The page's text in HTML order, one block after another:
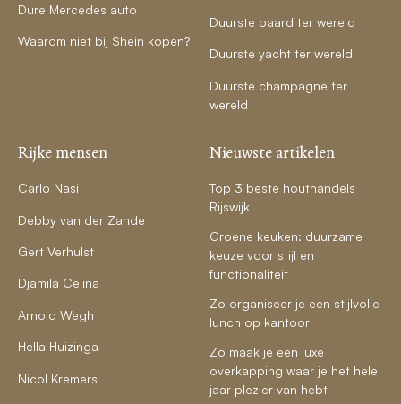
Dure Mercedes auto
Waarom niet bij Shein kopen?
Duurste paard ter wereld
Duurste yacht ter wereld
Duurste champagne ter
wereld
Rijke mensen
Carlo Nasi
Debby van der Zande
Gert Verhulst
Djamila Celina
Arnold Wegh
Hella Huizinga
Nicol Kremers
Nieuwste artikelen
Top 3 beste houthandels
Rijswijk
Groene keuken: duurzame
keuze voor stijl en
functionaliteit
Zo organiseer je een stijlvolle
lunch op kantoor
Zo maak je een luxe
overkapping waar je het hele
jaar plezier van hebt